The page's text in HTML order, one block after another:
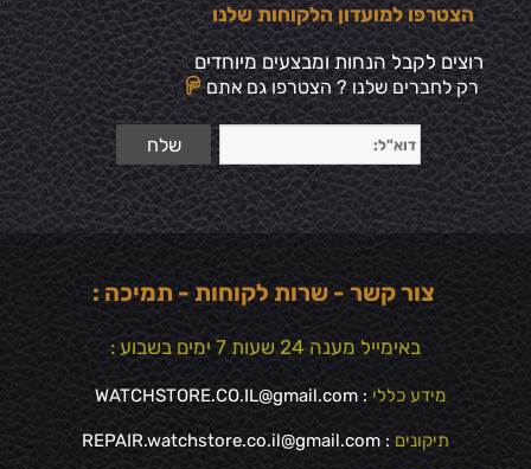
הצטרפו למועדון הלקוחות שלנו
רוצים לקבל הנחות ומבצעים מיוחדים
רק לחברים שלנו ? הצטרפו גם אתם
צור קשר - שרות לקוחות - תמיכה :
באימייל מענה 24 שעות 7 ימים בשבוע :
מידע כללי :
WATCHSTORE.CO.IL@gmail.com
תיקונים : REPAIR.watchstore.co.il@gmail.com